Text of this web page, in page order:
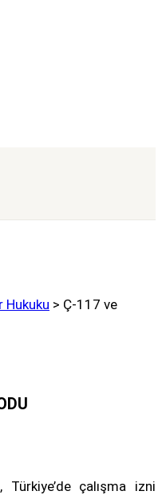
Hukuku > Ç-117 ve
çalışma izni